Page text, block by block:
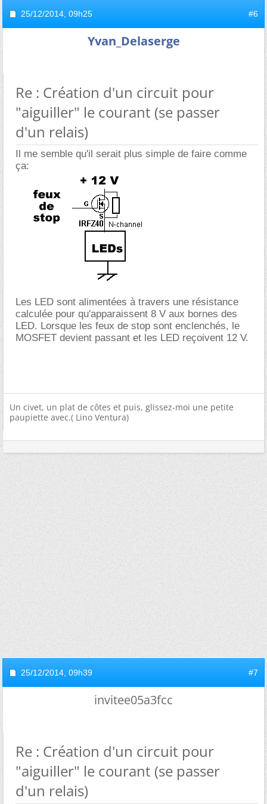
25/12/2014, 09h25 #6
Yvan_Delaserge
Re : Création d'un circuit pour
"aiguiller" le courant (se passer
d'un relais)
Il me semble qu'il serait plus simple de faire comme
ça:
Les LED sont alimentées à travers une résistance
calculée pour qu'apparaissent 8 V aux bornes des
LED. Lorsque les feux de stop sont enclenchés, le
MOSFET devient passant et les LED reçoivent 12 V.
Un civet, un plat de côtes et puis, glissez-moi une petite
paupiette avec.( Lino Ventura)
25/12/2014, 09h39 #7
invitee05a3fcc
Re : Création d'un circuit pour
"aiguiller" le courant (se passer
d'un relais)